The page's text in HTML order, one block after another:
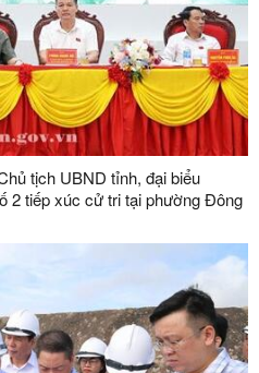
tịch UBND tỉnh, đại biểu
2 tiếp xúc cử tri tại phường Đông